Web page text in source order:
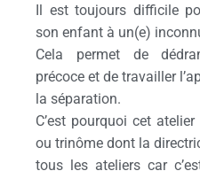
Il est toujours difficile
son enfant à un(e)
Cela permet de
précoce et de travailler
la séparation.
C’est pourquoi cet
ou trinôme dont la
tous les ateliers car